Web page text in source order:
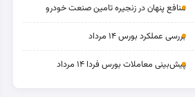
منافع پنهان در زنجیره تامین صنعت خودرو
بررسی عملکرد بورس ۱۴ مرداد
پیش‌بینی معاملات بورس فردا ۱۴ مرداد